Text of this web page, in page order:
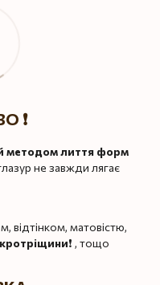
❗️
методом лиття форм
не завжди лягає
відтінком, матовістю,
❗️ , тощо